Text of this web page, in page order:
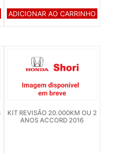
ADICIONAR AO CARRINHO
KIT REVISÃO 20.000KM OU 2
ANOS ACCORD 2016